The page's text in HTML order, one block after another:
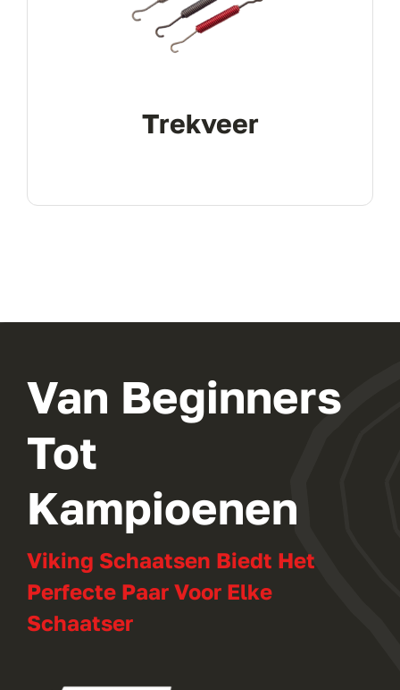
Trekveer
Van Beginners
Tot
Kampioenen
Viking Schaatsen Biedt Het
Perfecte Paar Voor Elke
Schaatser